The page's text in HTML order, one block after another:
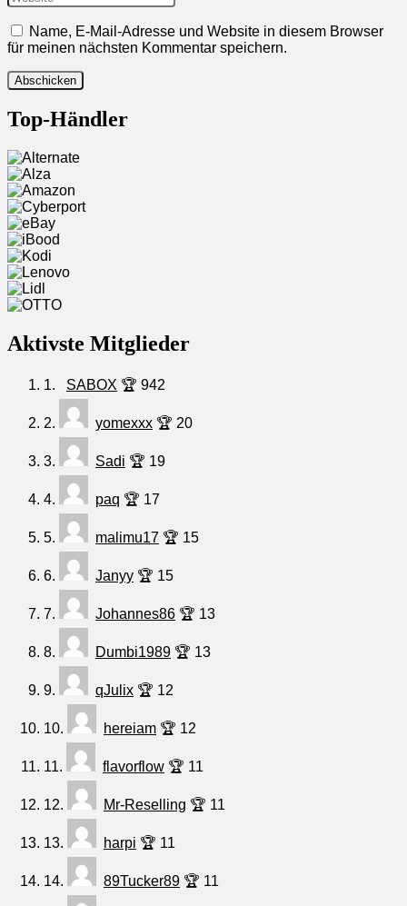
Name, E-Mail-Adresse und Website in diesem Browser
für meinen nächsten Kommentar speichern.
Top-Händler
Aktivste Mitglieder
1. SABOX 🏆 942
2. yomexxx 🏆 20
3. Sadi 🏆 19
4. paq 🏆 17
5. malimu17 🏆 15
6. Janyy 🏆 15
7. Johannes86 🏆 13
8. Dumbi1989 🏆 13
9. qJulix 🏆 12
10. hereiam 🏆 12
11. flavorflow 🏆 11
12. Mr-Reselling 🏆 11
13. harpi 🏆 11
14. 89Tucker89 🏆 11